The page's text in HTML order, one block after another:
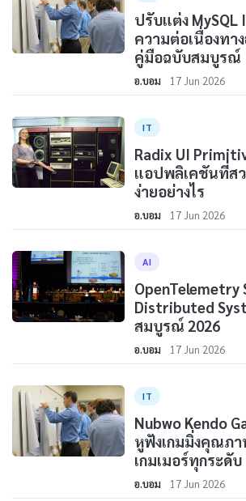
ปรับแต่ง MySQL
ความต่อเนื่องทา
คู่มือฉบับสมบูรณ์
อ.บอม 17 Jun 2026
IT
Radix UI
แอปพลิเคชันที่ส
ง่ายอย่างไร
อ.บอม 17 Jun 2026
AI
OpenTelemetry
Distributed
สมบูรณ์ 2026
อ.บอม 17 Jun 2026
IT
Nubwo Kendo
หูฟังเกมมิ่งคุณภ
เกมเมอร์ทุกระดับ
อ.บอม 17 Jun 2026